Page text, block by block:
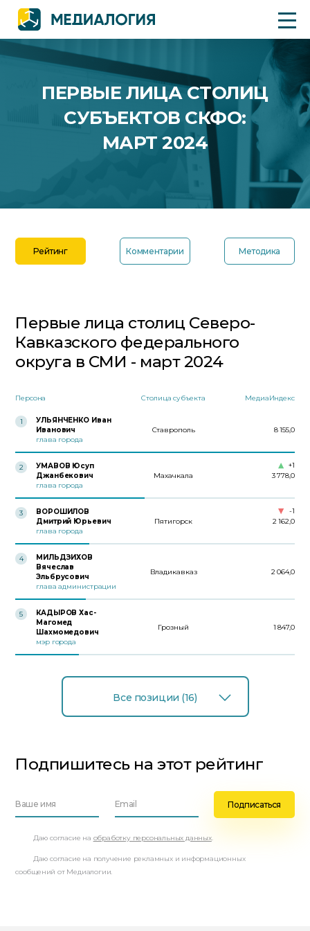
ПЕРВЫЕ ЛИЦА СТОЛИЦ
СУБЪЕКТОВ СКФО:
МАРТ 2024
Рейтинг Комментарии Методика
Первые лица столиц Северо-
Кавказского федерального
округа в СМИ - март 2024
Персона Столица субъекта МедиаИндекс
1
УЛЬЯНЧЕНКО Иван
Иванович
глава города
Ставрополь 8 155,0
2
УМАВОВ Юсуп
Джанбекович
глава города
Махачкала 3 778,0
+1
3
ВОРОШИЛОВ
Дмитрий Юрьевич
глава города
Пятигорск 2 162,0
-1
4
МИЛЬДЗИХОВ
Вячеслав
Эльбрусович
глава администрации
Владикавказ 2 064,0
5
КАДЫРОВ Хас-
Магомед
Шахмомедович
мэр города
Грозный 1 847,0
Все позиции (16)
Подпишитесь на этот рейтинг
Даю согласие на обработку персональных данных.
Даю согласие на получение рекламных и информационных
сообщений от Медиалогии.